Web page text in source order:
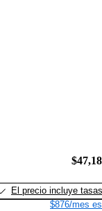
El precio incluye tasas
$876/mes